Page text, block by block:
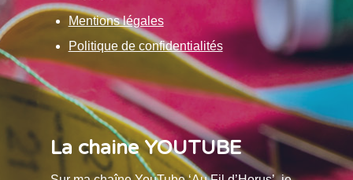
Mentions légales
Politique de confidentialités
La chaine YOUTUBE